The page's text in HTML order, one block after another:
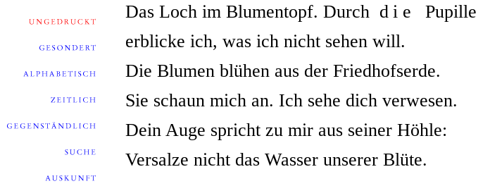
Das Loch im Blumentopf. Durch diePupille
erblicke ich, was ich nicht sehen will.
Die Blumen blühen aus der Friedhofserde.
Sie schaun mich an. Ich sehe dich verwesen.
Dein Auge spricht zu mir aus seiner Höhle:
Versalze nicht das Wasser unserer Blüte.